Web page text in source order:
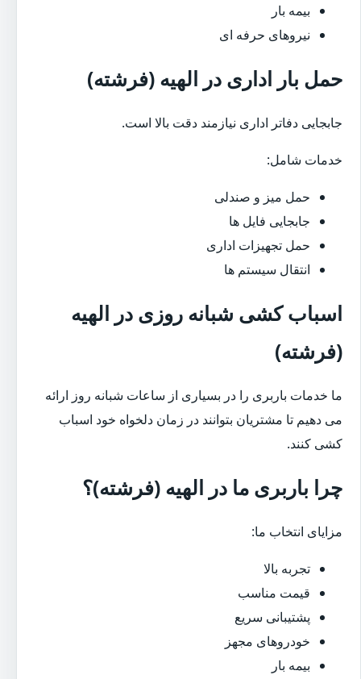
بیمه بار
نیروهای حرفه ای
حمل بار اداری در الهیه (فرشته)
جابجایی دفاتر اداری نیازمند دقت بالا است.
خدمات شامل:
حمل میز و صندلی
جابجایی فایل ها
حمل تجهیزات اداری
انتقال سیستم ها
اسباب کشی شبانه روزی در الهیه
(فرشته)
ما خدمات باربری را در بسیاری از ساعات شبانه روز ارائه
می دهیم تا مشتریان بتوانند در زمان دلخواه خود اسباب
کشی کنند.
چرا باربری ما در الهیه (فرشته)؟
مزایای انتخاب ما:
تجربه بالا
قیمت مناسب
پشتیبانی سریع
خودروهای مجهز
بیمه بار